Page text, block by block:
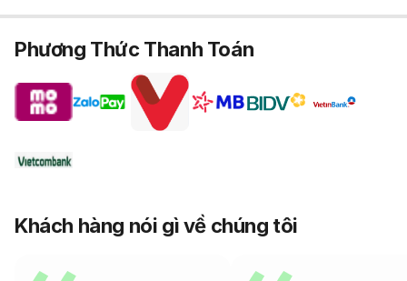
Phương Thức Thanh Toán
Khách hàng nói gì về chúng tôi